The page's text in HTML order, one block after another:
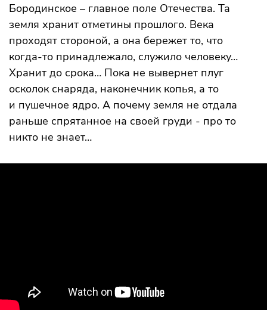
Бородинское – главное поле Отечества. Та
земля хранит отметины прошлого. Века
проходят стороной, а она бережет то, что
когда-то принадлежало, служило человеку…
Хранит до срока… Пока не вывернет плуг
осколок снаряда, наконечник копья, а то
и пушечное ядро. А почему земля не отдала
раньше спрятанное на своей груди - про то
никто не знает…